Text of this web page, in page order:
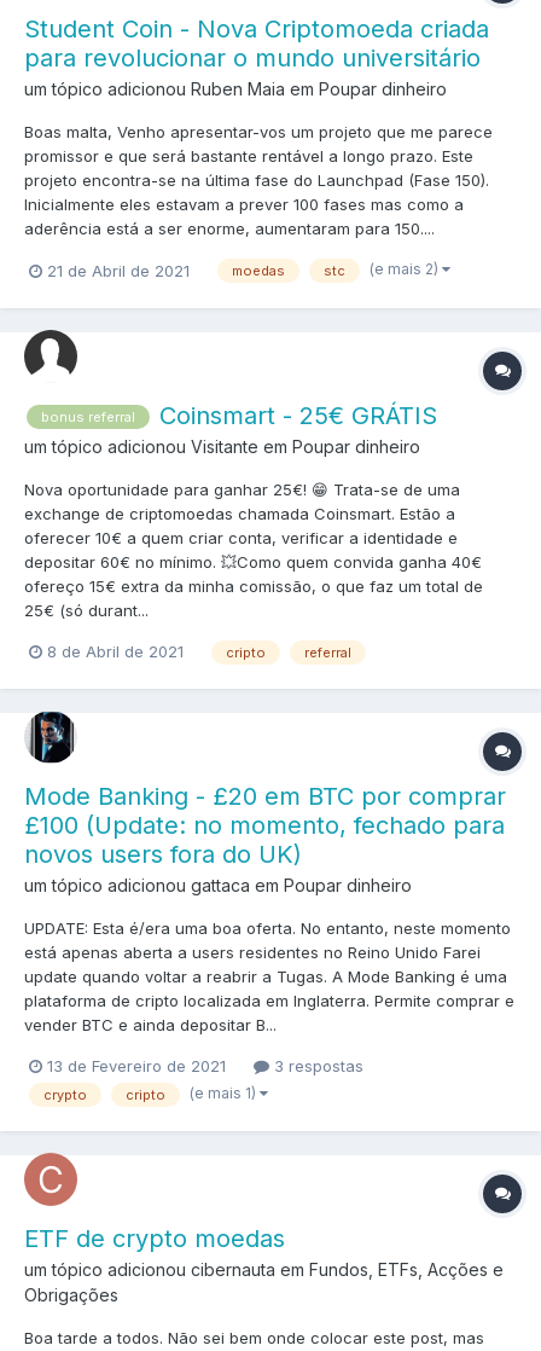
Student Coin - Nova Criptomoeda criada
para revolucionar o mundo universitário
um tópico adicionou Ruben Maia em Poupar dinheiro
Boas malta, Venho apresentar-vos um projeto que me parece
promissor e que será bastante rentável a longo prazo. Este
projeto encontra-se na última fase do Launchpad (Fase 150).
Inicialmente eles estavam a prever 100 fases mas como a
aderência está a ser enorme, aumentaram para 150....
21 de Abril de 2021 moedas stc (e mais 2)
bonus referral Coinsmart - 25€ GRÁTIS
um tópico adicionou Visitante em Poupar dinheiro
Nova oportunidade para ganhar 25€! 😁 Trata-se de uma
exchange de criptomoedas chamada Coinsmart. Estão a
oferecer 10€ a quem criar conta, verificar a identidade e
depositar 60€ no mínimo. 💥Como quem convida ganha 40€
ofereço 15€ extra da minha comissão, o que faz um total de
25€ (só durant...
8 de Abril de 2021 cripto referral
Mode Banking - £20 em BTC por comprar
£100 (Update: no momento, fechado para
novos users fora do UK)
um tópico adicionou gattaca em Poupar dinheiro
UPDATE: Esta é/era uma boa oferta. No entanto, neste momento
está apenas aberta a users residentes no Reino Unido Farei
update quando voltar a reabrir a Tugas. A Mode Banking é uma
plataforma de cripto localizada em Inglaterra. Permite comprar e
vender BTC e ainda depositar B...
13 de Fevereiro de 2021 3 respostas
crypto cripto (e mais 1)
ETF de crypto moedas
um tópico adicionou cibernauta em Fundos, ETFs, Acções e
Obrigações
Boa tarde a todos. Não sei bem onde colocar este post, mas